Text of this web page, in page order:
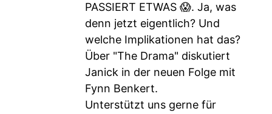
PASSIERT ETWAS 😱. Ja, was
denn jetzt eigentlich? Und
welche Implikationen hat das?
Über "The Drama" diskutiert
Janick in der neuen Folge mit
Fynn Benkert.
Unterstützt uns gerne für